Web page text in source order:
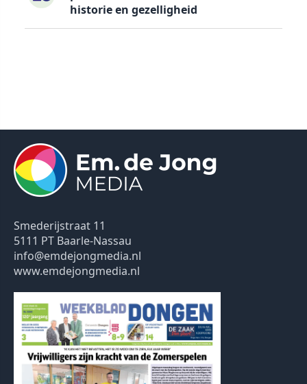
historie en gezelligheid
Smederijstraat 11
5111 PT Baarle-Nassau
info@emdejongmedia.nl
www.emdejongmedia.nl